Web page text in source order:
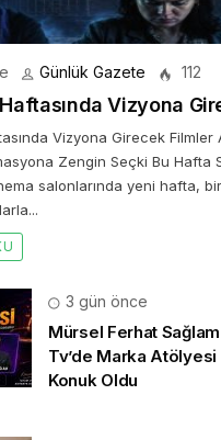
Günlük Gazete 112
Vizyona
Vizyona Girecek Filmler
Zengin Seçki Bu Hafta
salonlarında yeni hafta,
3 gün önce
Mürsel Ferhat
Tv’de Marka Atölyesi
Konuk Oldu